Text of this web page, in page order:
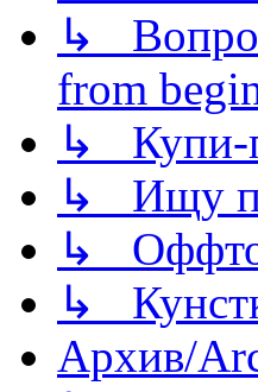
↳
from
↳ Купи-
↳ Ищу
↳
↳
Архив/